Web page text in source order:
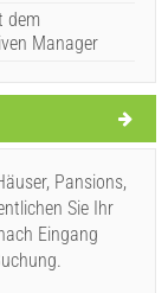
dem
Manager
Pansions,
Sie Ihr
Eingang